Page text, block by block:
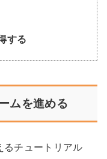
する
ムを進める
るチュートリアル